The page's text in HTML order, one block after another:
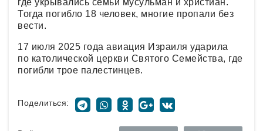
где укрывались семьи мусульман и христиан.
Тогда погибло 18 человек, многие пропали без
вести.
17 июля 2025 года авиация Израиля ударила
по католической церкви Святого Семейства, где
погибли трое палестинцев.
Поделиться: